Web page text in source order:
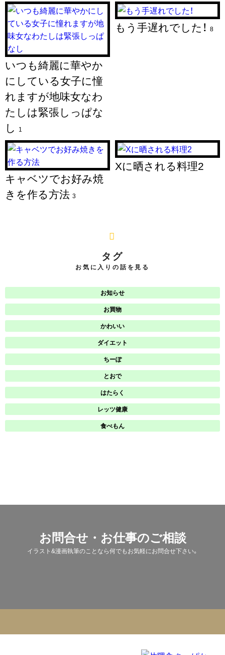
いつも綺麗に華やか
にしている女子に憧
れますが地味女なわ
たしは緊張しっぱな
し 1
もう手遅れでした！ 8
キャベツでお好み焼
きを作る方法 3
Xに晒される料理2
タグ
お気に入りの話を見る
お知らせ
お買物
かわいい
ダイエット
ちーぽ
とおで
はたらく
レッツ健康
食べもん
お問合せ・お仕事のご相談
イラスト&漫画執筆のことなら何でもお気軽にお問合せ下さい。